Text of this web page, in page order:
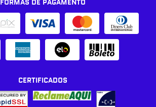
FORMAS DE PAGAMENTO
CERTIFICADOS